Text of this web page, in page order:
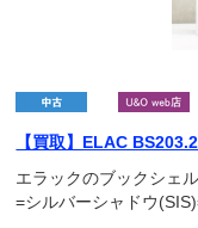
【買取】ELAC
エラックのブックシェ
=シルバーシャドウ